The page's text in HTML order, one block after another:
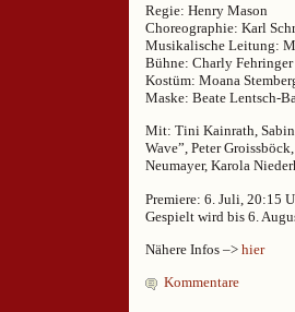
Regie: Henry Mason
Choreographie: Karl
Musikalische Leitung:
Bühne: Charly
Kostüm: Moana
Maske: Beate Lentsch-
Mit: Tini Kainrath,
Wave”, Peter
Neumayer, Karola
Premiere: 6. Juli, 20:15
Gespielt wird bis 6.
Nähere Infos –> hier
Kommentare